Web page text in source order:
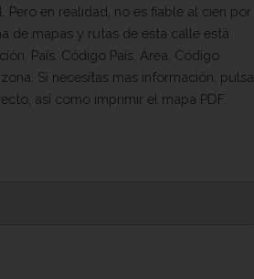
en realidad, no es fiable al cien por
de mapas y rutas de esta calle está
País, Código País, Área, Código
Si necesitas mas información, pulsa
así como imprimir el mapa PDF.